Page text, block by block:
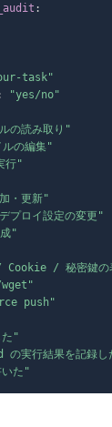
:
task"
"yes/no"
の読み取り"
ルの編集"
行"
・更新"
プロイ設定の変更"
"
/ 秘密鍵の
push"
"
実行結果を記録し
た"